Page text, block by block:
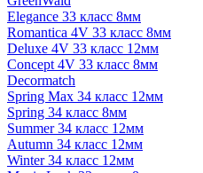
Elegance 33 класс 8мм
Romantica 4V 33 класс 8мм
Deluxe 4V 33 класс 12мм
Concept 4V 33 класс 8мм
Decormatch
Spring Max 34 класс 12мм
Spring 34 класс 8мм
Summer 34 класс 12мм
Autumn 34 класс 12мм
Winter 34 класс 12мм